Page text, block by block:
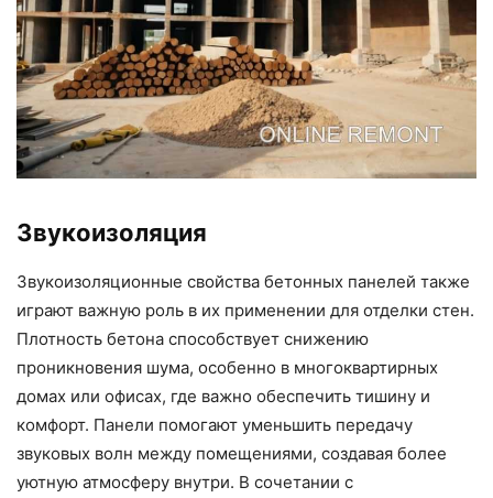
Звукоизоляция
Звукоизоляционные свойства бетонных панелей также
играют важную роль в их применении для отделки стен.
Плотность бетона способствует снижению
проникновения шума, особенно в многоквартирных
домах или офисах, где важно обеспечить тишину и
комфорт. Панели помогают уменьшить передачу
звуковых волн между помещениями, создавая более
уютную атмосферу внутри. В сочетании с